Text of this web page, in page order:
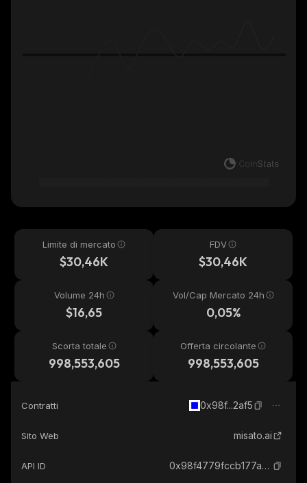
Limite di mercato
$30,46K
FDV
$30,46K
Volume 24h
$16,65
Vol/Cap Mercato 24h
0,05%
Scorta totale
998,553,605
Offerta circolante
998,553,605
Contratti 0x98f...2af5
Sito Web misato.ai
API ID 0x98f4779fccb177a6d856dd1dfd78cd15b7cd2af5_base